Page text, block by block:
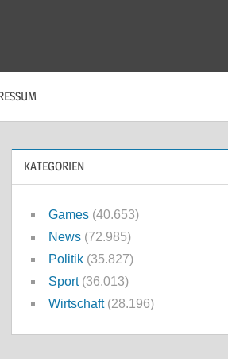
KATEGORIEN
Games (40.653)
News (72.985)
Politik (35.827)
Sport(36.013)
Wirtschaft(28.196)